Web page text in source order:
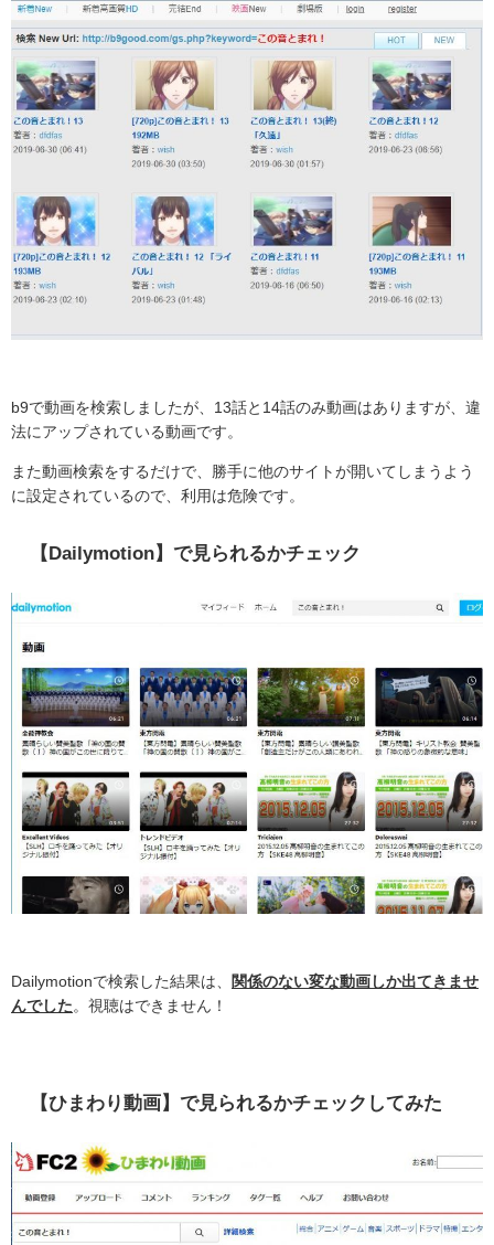
b9で動画を検索しましたが、13話と14話のみ動画はありますが、違
法にアップされている動画です。
また動画検索をするだけで、勝手に他のサイトが開いてしまうよう
に設定されているので、利用は危険です。
【Dailymotion】で見られるかチェック
Dailymotionで検索した結果は、
関係のない変な動画しか出てきませ
んでした 。視聴はできません！
【ひまわり動画】で見られるかチェックしてみた